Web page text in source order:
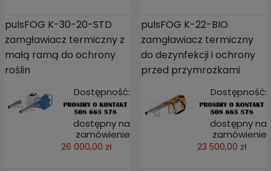
pulsFOG K-30-20-STD
zamgławiacz termiczny z
małą ramą do ochrony
roślin
Dostępność:
dostępny na
zamówienie
26 000,00 zł
pulsFOG K-22-BIO
zamgławiacz termiczny
do dezynfekcji i ochrony
przed przymrozkami
Dostępność:
dostępny na
zamówienie
23 500,00 zł